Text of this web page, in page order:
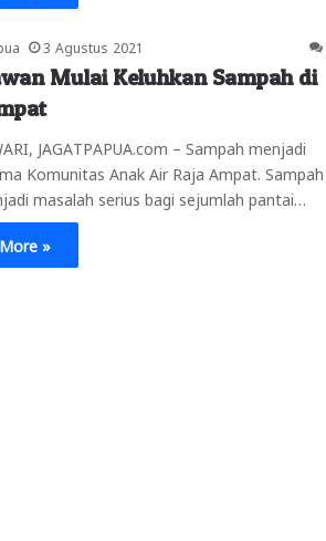
3 Agustus 2021
Mulai Keluhkan Sampah di
JAGATPAPUA.com – Sampah menjadi
Komunitas Anak Air Raja Ampat. Sampah
masalah serius bagi sejumlah pantai…
»